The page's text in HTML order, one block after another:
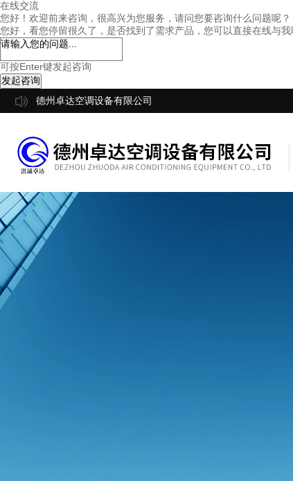
在线交流
您好！欢迎前来咨询，很高兴为您服务，请问您要咨询什么问题呢？
您好，看您停留很久了，是否找到了需求产品，您可以直接在线与我
可按Enter键发起咨询
发起咨询
德州卓达空调设备有限公司